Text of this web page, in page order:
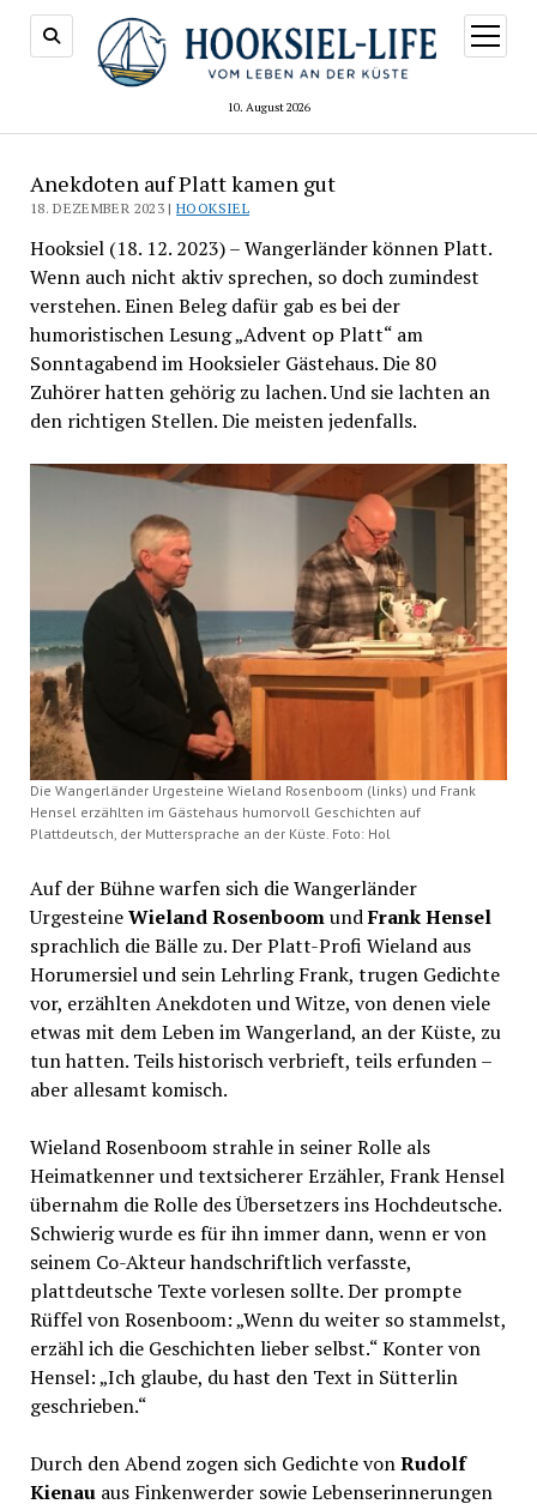
10. August 2026
Menü
öffnen
Anekdoten auf Platt kamen gut
18. DEZEMBER 2023 |HOOKSIEL
Hooksiel (18. 12. 2023) – Wangerländer können Platt.
Wenn auch nicht aktiv sprechen, so doch zumindest
verstehen. Einen Beleg dafür gab es bei der
humoristischen Lesung „Advent op Platt“ am
Sonntagabend im Hooksieler Gästehaus. Die 80
Zuhörer hatten gehörig zu lachen. Und sie lachten an
den richtigen Stellen. Die meisten jedenfalls.
Die Wangerländer Urgesteine Wieland Rosenboom (links) und Frank
Hensel erzählten im Gästehaus humorvoll Geschichten auf
Plattdeutsch, der Muttersprache an der Küste. Foto: Hol
Auf der Bühne warfen sich die Wangerländer
UrgesteineWieland RosenboomundFrank Hensel
sprachlich die Bälle zu. Der Platt-Profi Wieland aus
Horumersiel und sein Lehrling Frank, trugen Gedichte
vor, erzählten Anekdoten und Witze, von denen viele
etwas mit dem Leben im Wangerland, an der Küste, zu
tun hatten. Teils historisch verbrieft, teils erfunden –
aber allesamt komisch.
Wieland Rosenboom strahle in seiner Rolle als
Heimatkenner und textsicherer Erzähler, Frank Hensel
übernahm die Rolle des Übersetzers ins Hochdeutsche.
Schwierig wurde es für ihn immer dann, wenn er von
seinem Co-Akteur handschriftlich verfasste,
plattdeutsche Texte vorlesen sollte. Der prompte
Rüffel von Rosenboom: „Wenn du weiter so stammelst,
erzähl ich die Geschichten lieber selbst.“ Konter von
Hensel: „Ich glaube, du hast den Text in Sütterlin
geschrieben.“
Durch den Abend zogen sich Gedichte vonRudolf
Kienau aus Finkenwerder sowie Lebenserinnerungen